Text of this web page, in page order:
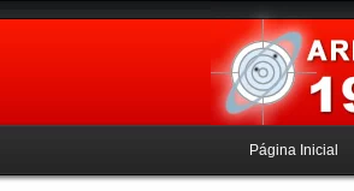
Página Inicial